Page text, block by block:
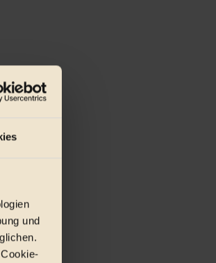
und